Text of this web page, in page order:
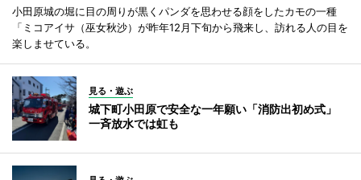
小田原城の堀に目の周りが黒くパンダを思わせる顔をしたカモの一種
「ミコアイサ（巫女秋沙）が昨年12月下旬から飛来し、訪れる人の目を
楽しませている。
見る・遊ぶ
城下町小田原で安全な一年願い「消防出初め式」
一斉放水では虹も